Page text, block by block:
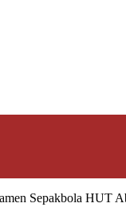
Sepakbola HUT